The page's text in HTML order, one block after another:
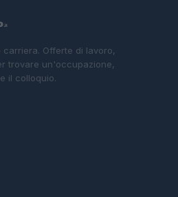
Offerte di lavoro,
trovare un'occupazione,
il colloquio.